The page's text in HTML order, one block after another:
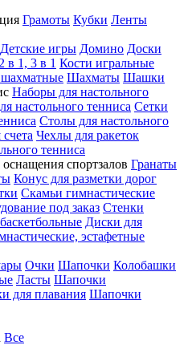
Грамоты Кубки Ленты
Детские игры Домино Доски
в 1, 3 в 1 Кости игральные
Шахматы Шашки
Наборы для настольного
настольного тенниса Сетки
Столы для настольного
Чехлы для ракеток
тенниса
спортзалов Гранаты
Конус для разметки дорог
Скамьи гимнастические
под заказ Стенки
Диски для
эстафетные
Очки Шапочки Колобашки
Ласты Шапочки
для плавания Шапочки
Все